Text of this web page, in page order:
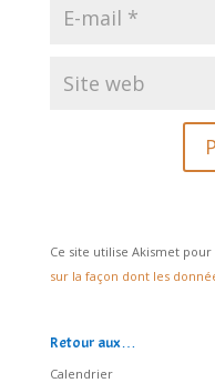
Ce site utilise Akismet
sur la façon dont les
Retour aux…
Calendrier